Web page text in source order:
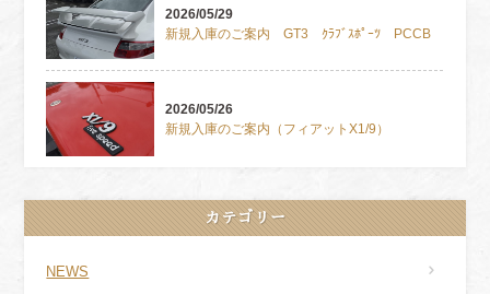
2026/05/29
新規入庫のご案内 GT3 ｸﾗﾌﾞｽﾎﾟｰﾂ PCCB
2026/05/26
新規入庫のご案内（フィアットX1/9）
カテゴリー
NEWS